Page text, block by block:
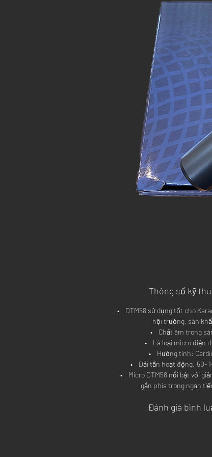
Thông số kỹ
•    DTM58 sử dụng tốt cho
hội trường, sân
•    Chất âm trong
•    Là loại micro điện
•    Hướng tính:
•    Dải tần hoạt động: 50-
•    Micro DTM58 nổi bật với
gắn phía trong ngăn
Đánh giá bình